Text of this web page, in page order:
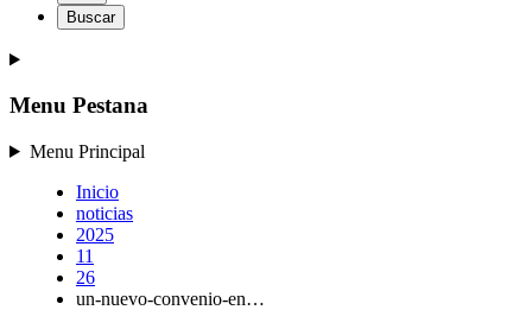
Buscar
Menu Pestana
Menu Principal
Inicio
noticias
2025
11
26
un-nuevo-convenio-en…